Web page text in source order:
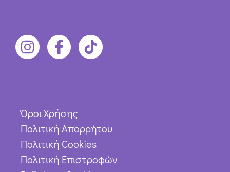
Όροι Χρήσης
Πολιτική Απορρήτου
Πολιτική Cookies
Πολιτική Επιστροφών